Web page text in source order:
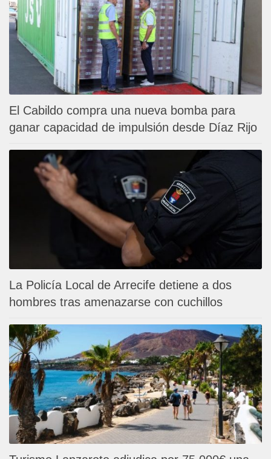
El Cabildo compra una nueva bomba para
ganar capacidad de impulsión desde Díaz Rijo
La Policía Local de Arrecife detiene a dos
hombres tras amenazarse con cuchillos